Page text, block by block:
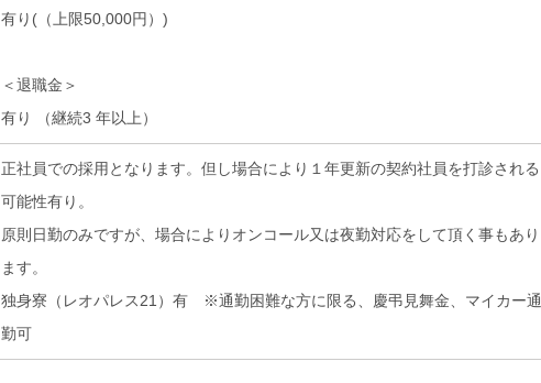
有り(（上限50,000円）)
＜退職金＞
有り （継続3 年以上）
正社員での採用となります。但し場合により１年更新の契約社員を打診される
可能性有り。
原則日勤のみですが、場合によりオンコール又は夜勤対応をして頂く事もあり
ます。
独身寮（レオパレス21）有 ※通勤困難な方に限る、慶弔見舞金、マイカー通
勤可